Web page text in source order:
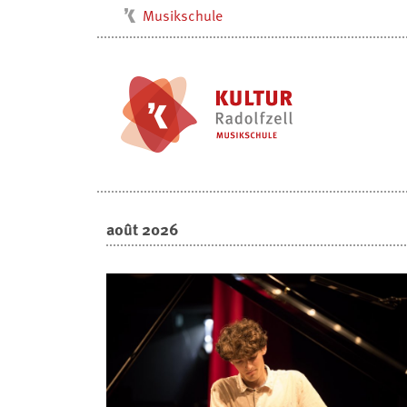
Milchwerk
Musikschule
Stadtarchiv
Stadtmuseum
Radolfzell1200
août 2026